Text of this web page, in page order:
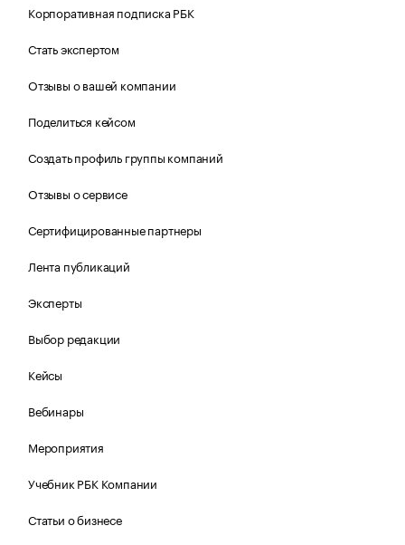
Корпоративная подписка РБК
Стать экспертом
Отзывы о вашей компании
Поделиться кейсом
Создать профиль группы компаний
Отзывы о сервисе
Сертифицированные партнеры
Лента публикаций
Эксперты
Выбор редакции
Кейсы
Вебинары
Мероприятия
Учебник РБК Компании
Статьи о бизнесе